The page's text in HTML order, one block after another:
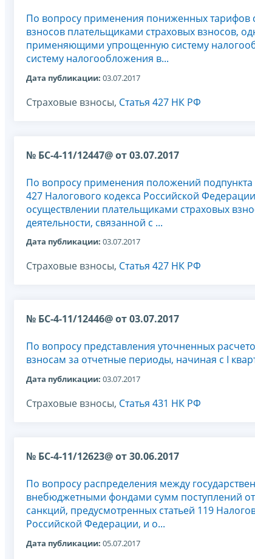
По вопросу применения пониженных тарифов
взносов плательщиками страховых взносов,
применяющими упрощенную систему
систему налогообложения в...
Дата публикации: 03.07.2017
Страховые взносы, Статья 427 НК РФ
№ БС-4-11/12447@ от 03.07.2017
По вопросу применения положений подпункта 5
427 Налогового кодекса Российской
осуществлении плательщиками страховых
деятельности, связанной с ...
Дата публикации: 03.07.2017
Страховые взносы, Статья 427 НК РФ
№ БС-4-11/12446@ от 03.07.2017
По вопросу представления уточненных
взносам за отчетные периоды, начиная с I
Дата публикации: 03.07.2017
Страховые взносы, Статья 431 НК РФ
№ БС-4-11/12623@ от 30.06.2017
По вопросу распределения между
внебюджетными фондами сумм поступлений
санкций, предусмотренных статьей 119
Российской Федерации, и о...
Дата публикации: 05.07.2017